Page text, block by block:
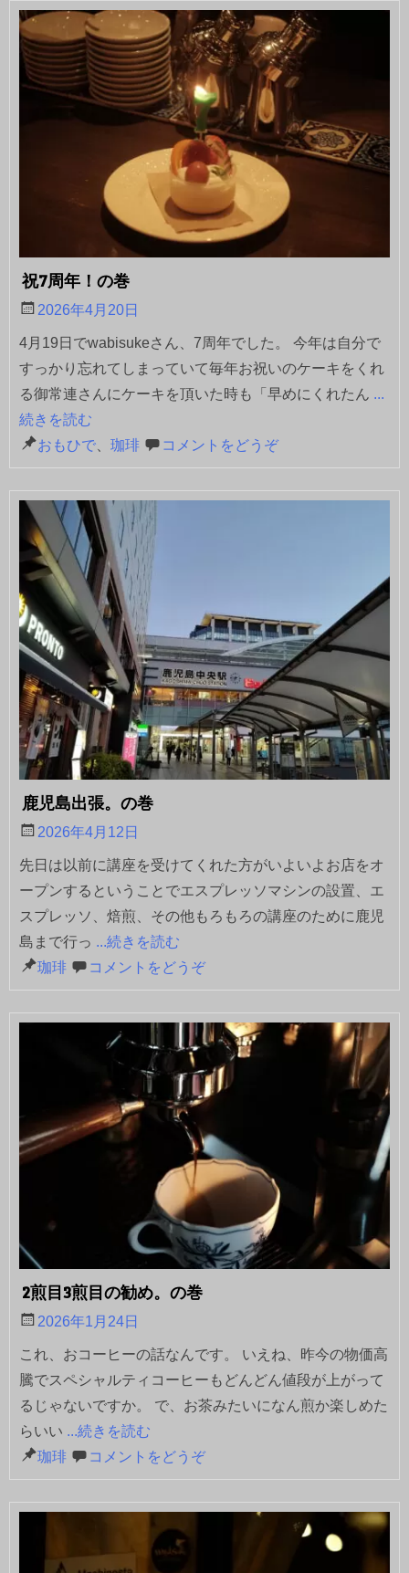
祝7周年！の巻
2026年4月20日
4月19日でwabisukeさん、7周年でした。 今年は自分で
すっかり忘れてしまっていて毎年お祝いのケーキをくれ
る御常連さんにケーキを頂いた時も「早めにくれたん ...
続きを読む
おもひで
珈琲 コメントをどうぞ
鹿児島出張。の巻
2026年4月12日
先日は以前に講座を受けてくれた方がいよいよお店をオ
ープンするということでエスプレッソマシンの設置、エ
スプレッソ、焙煎、その他もろもろの講座のために鹿児
島まで行っ ...続きを読む
珈琲
コメントをどうぞ
2煎目3煎目の勧め。の巻
2026年1月24日
これ、おコーヒーの話なんです。 いえね、昨今の物価高
騰でスペシャルティコーヒーもどんどん値段が上がって
るじゃないですか。 で、お茶みたいになん煎か楽しめた
らいい ...続きを読む
珈琲
コメントをどうぞ